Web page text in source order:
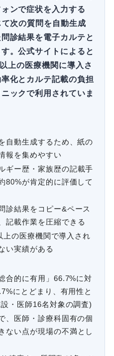
ンで症状を入力する
次の質問を自動生成
診結果を電子カルテと
。公式サイトによると
上の医療機関に導入さ
化とカルテ記載の負担
ックで利用されていま
自動生成するため、紙の
報を集めやすい
ギー歴・家族歴の記載手
80%が肯定的に評価して
診結果をコピー&ペース
記載作業を圧縮できる
の医療機関で導入され
い実績がある
合的に有用」66.7%に対
にとどまり、有用性と
・医師16名対象の調査)
、医師・診療科固有の個
ない点が現場の不満とし